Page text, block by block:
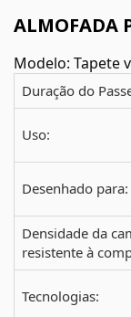
ALMOFADA
Modelo: Tapete
Duração do
Uso:
Desenhado para:
Densidade da
resistente à
Tecnologias: